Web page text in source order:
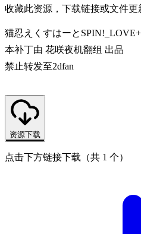
收藏此资源，下载链接或文件更
猫忍えくすはーと
本补丁由 花咲夜机翻组 出品
禁止转发至2dfan
资源下载
点击下方链接下载（共 1 个）